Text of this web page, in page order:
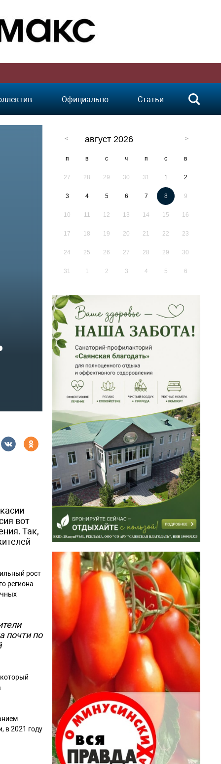
Официально Статьи
вот
Так,
рост
региона
почти по
в 2021 году
август 2026
п в с ч п с в
27 28 29 30 31 1 2
3 4 5 6 7 8 9
10 11 12 13 14 15 16
17 18 19 20 21 22 23
24 25 26 27 28 29 30
31 1 2 3 4 5 6